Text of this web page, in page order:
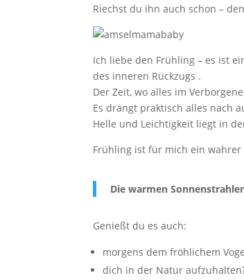
Riechst du ihn auch schon –
Ich liebe den Frühling – es ist
des inneren Rückzugs .
Der Zeit, wo alles im
Es drängt praktisch alles nach
Helle und Leichtigkeit liegt in
Frühling ist für mich ein wahrer
Die warmen
Genießt du es auch:
morgens dem fröhlichem
dich in der Natur